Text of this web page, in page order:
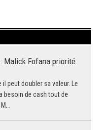
Malick Fofana priorité
peut doubler sa valeur. Le
besoin de cash tout de